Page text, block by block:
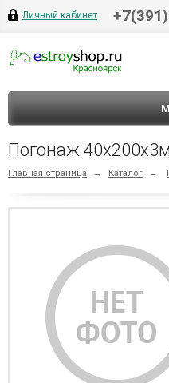
Личный кабинет
Погонаж
Главная страница → Каталог →